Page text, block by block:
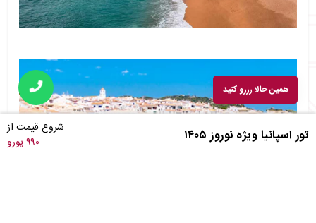
تور اسپانیا ویژه نوروز ۱۴۰۵
شروع قیمت از
۹۹۰ یورو
همین حالا رزرو کنید